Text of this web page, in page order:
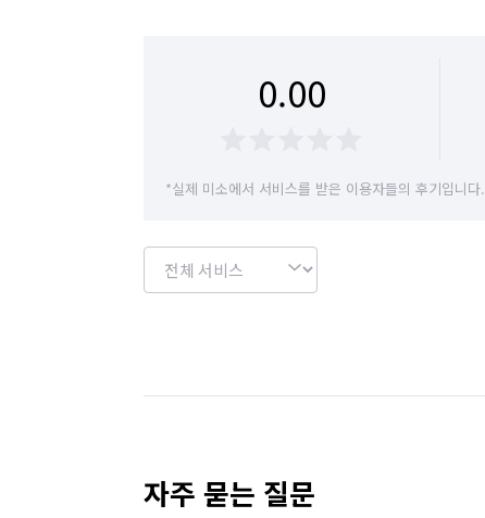
0.00
*실제 미소에서 서비스를 받은 이용자들의 후기입니다.
자주 묻는 질문